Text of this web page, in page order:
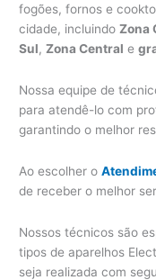
fogões, fornos e
cidade, incluindoZona
Sul,Zona Central e
Nossa equipe de
para atendê-lo com
garantindo o melhor
Ao escolher o
de receber o melhor
Nossos técnicos são
tipos de aparelhos
seja realizada com